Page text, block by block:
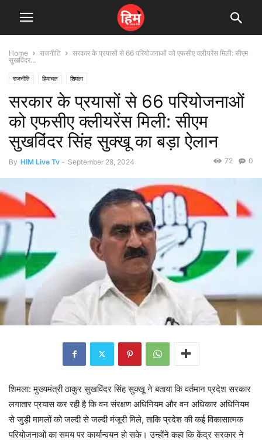
Home राजनीति
सरकार के प्रयासों से 66 परियोजनाओं को एफसीए क्लीयरेंस मिली: सीएम
सुखविंदर...
राजनीति हिमाचल शिमला
सरकार के प्रयासों से 66 परियोजनाओं
को एफसीए क्लीयरेंस मिली: सीएम
सुखविंदर सिंह सुक्खू का बड़ा ऐलान
By HIM Live Tv - September 28, 2024 0
72
शिमला: मुख्यमंत्री ठाकुर सुखविंदर सिंह सुक्खू ने बताया कि वर्तमान प्रदेश सरकार
लगातार प्रयास कर रही है कि वन संरक्षण अधिनियम और वन अधिकार अधिनियम
से जुड़ी मामलों को जल्दी से जल्दी मंजूरी मिले, ताकि प्रदेश की कई विकासात्मक
परियोजनाओं का समय पर कार्यान्वयन हो सके। उन्होंने कहा कि केंद्र सरकार ने